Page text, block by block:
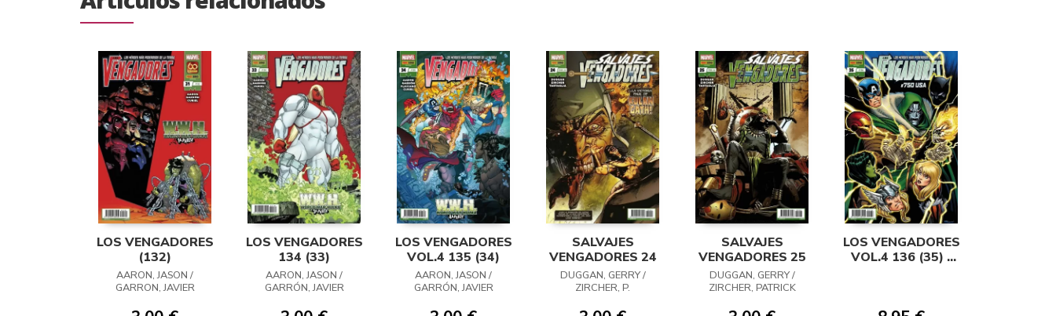
LOS VENGADORES
(132)
AARON, JASON /
GARRON, JAVIER
LOS VENGADORES
134 (33)
AARON, JASON /
GARRÓN, JAVIER
LOS VENGADORES
VOL.4 135 (34)
AARON, JASON /
GARRÓN, JAVIER
SALVAJES
VENGADORES 24
DUGGAN, GERRY /
ZIRCHER, P.
SALVAJES
VENGADORES 25
DUGGAN, GERRY /
ZIRCHER, PATRICK
LOS VENGADORES
VOL.4 136 (35) -